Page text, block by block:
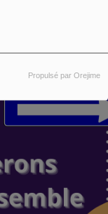
Propulsé par Orejime